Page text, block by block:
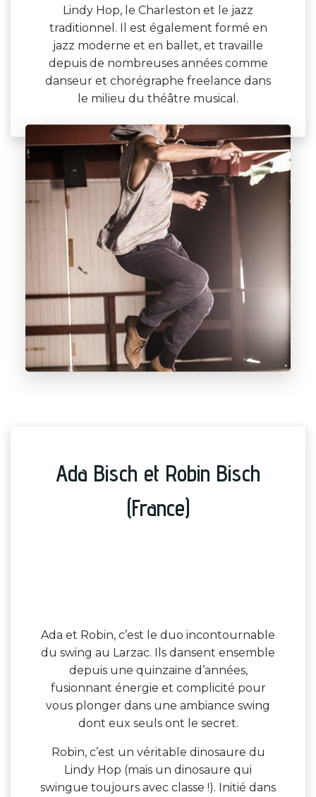
Lindy Hop, le Charleston et le jazz
traditionnel. Il est également formé en
jazz moderne et en ballet, et travaille
depuis de nombreuses années comme
danseur et chorégraphe freelance dans
le milieu du théâtre musical.
Ada Bisch et Robin Bisch
(France)
Ada et Robin, c’est le duo incontournable
du swing au Larzac. Ils dansent ensemble
depuis une quinzaine d’années,
fusionnant énergie et complicité pour
vous plonger dans une ambiance swing
dont eux seuls ont le secret.
Robin, c’est un véritable dinosaure du
Lindy Hop (mais un dinosaure qui
swingue toujours avec classe !). Initié dans